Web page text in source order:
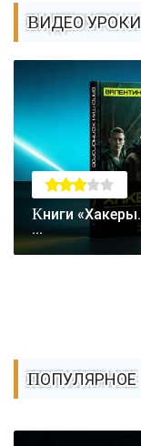
ВИДЕО УРОКИ
Книги «Хакеры.RU» и «Белый хакер» еще можно
...
ПОПУЛЯРНОЕ